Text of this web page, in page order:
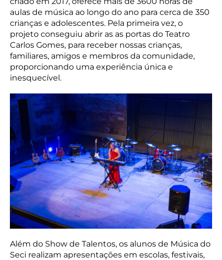
aulas de música ao longo do ano para cerca de 350
crianças e adolescentes. Pela primeira vez, o
projeto conseguiu abrir as as portas do Teatro
Carlos Gomes, para receber nossas crianças,
familiares, amigos e membros da comunidade,
proporcionando uma experiência única e
inesquecível.
Além do Show de Talentos, os alunos de Música do
Seci realizam apresentações em escolas, festivais,